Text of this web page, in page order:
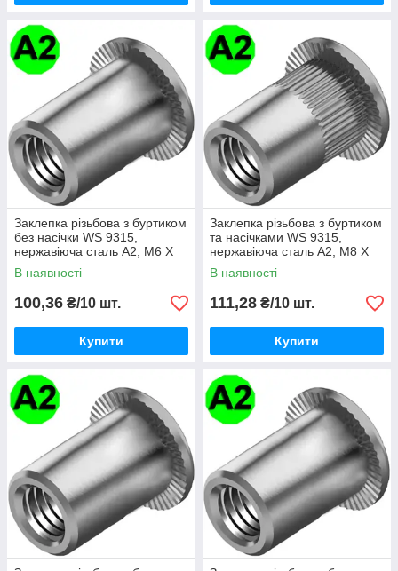
Заклепка різьбова з буртиком
без насічки WS 9315,
нержавіюча сталь A2, М6 X
16
В наявності
100,36 ₴/10 шт.
Купити
Заклепка різьбова з буртиком
та насічками WS 9315,
нержавіюча сталь A2, М8 X
16
В наявності
111,28 ₴/10 шт.
Купити